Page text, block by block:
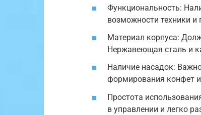
Функциональность:
возможности техники и
Материал корпуса:
Нержавеющая сталь и
Наличие насадок:
формирования конфет
Простота
в управлении и легко